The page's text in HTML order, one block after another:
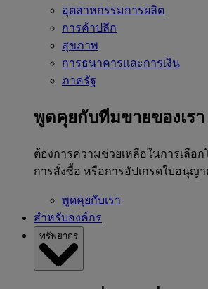
อุตสาหกรรมการผลิต
การค้าปลีก
สุขภาพ
การธนาคารและการเงิน
ภาครัฐ
พูดคุยกับทีมขายของเรา
ต้องการความช่วยเหลือในการเลือ
การสั่งซื้อ หรือการอัปเกรดใบอนุญ
พูดคุยกับเรา
สำหรับองค์กร
ทรัพยากร